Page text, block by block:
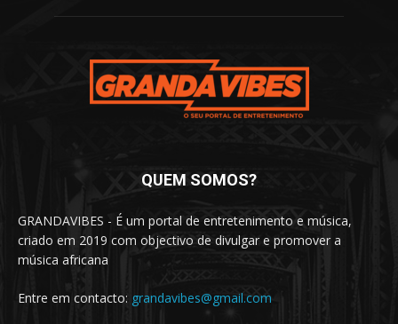
QUEM SOMOS?
GRANDAVIBES - É um portal de entretenimento e música,
criado em 2019 com objectivo de divulgar e promover a
música africana
Entre em contacto: grandavibes@gmail.com